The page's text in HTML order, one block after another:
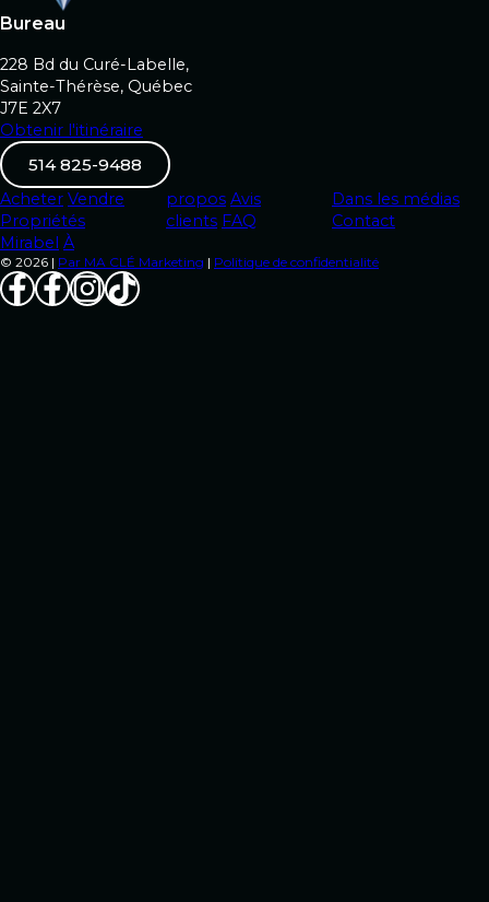
Bureau
228 Bd du Curé-Labelle,
Sainte-Thérèse, Québec
J7E 2X7
Obtenir l'itinéraire
514 825-9488
Acheter Vendre
Propriétés
Mirabel À
propos Avis
clients FAQ
Dans les médias
Contact
© 2026 | Par MA CLÉ Marketing | Politique de confidentialité